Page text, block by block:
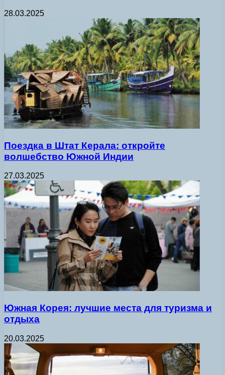
28.03.2025
Поездка в Штат Керала: откройте
волшебство Южной Индии
27.03.2025
Южная Корея: лучшие места для туризма и
отдыха
20.03.2025